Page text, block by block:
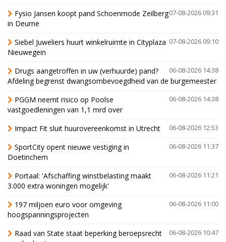
07-08-2026 09:31
Fysio Jansen koopt pand Schoenmode Zeilberg
in Deurne
07-08-2026 09:10
Siebel Juweliers huurt winkelruimte in Cityplaza
Nieuwegein
06-08-2026 14:38
Drugs aangetroffen in uw (verhuurde) pand?
Afdeling begrenst dwangsombevoegdheid van de burgemeester
06-08-2026 14:38
PGGM neemt risico op Poolse
vastgoedleningen van 1,1 mrd over
06-08-2026 12:53
Impact Fit sluit huurovereenkomst in Utrecht
06-08-2026 11:37
SportCity opent nieuwe vestiging in
Doetinchem
06-08-2026 11:21
Portaal: 'Afschaffing winstbelasting maakt
3.000 extra woningen mogelijk'
06-08-2026 11:00
197 miljoen euro voor omgeving
hoogspanningsprojecten
06-08-2026 10:47
Raad van State staat beperking beroepsrecht